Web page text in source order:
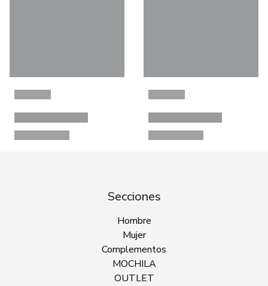
Secciones
Hombre
Mujer
Complementos
MOCHILA
OUTLET